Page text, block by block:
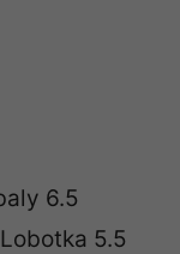
6.5
5.5